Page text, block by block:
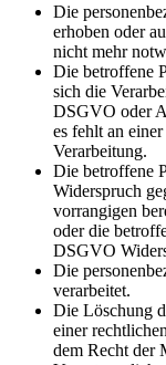
Die
erhoben oder
nicht mehr
Die betroffene
sich die
DSGVO oder
es fehlt an
Verarbeitung.
Die betroffene
Widerspruch
vorrangigen
oder die
DSGVO
Die
verarbeitet.
Die Löschung
einer
dem Recht der